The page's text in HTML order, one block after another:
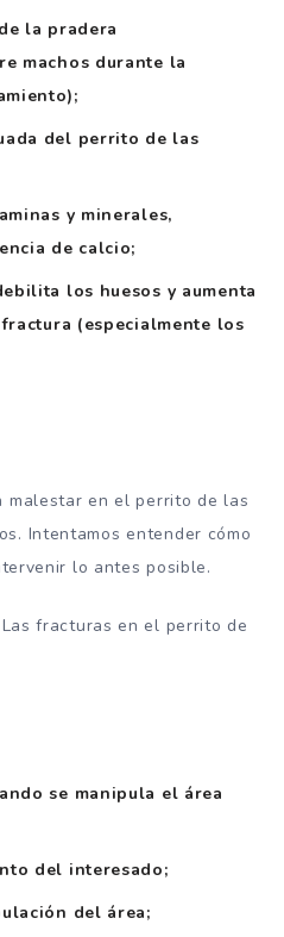
la pradera
machos durante la
del perrito de las
y minerales,
de calcio;
los huesos y aumenta
(especialmente los
malestar en el perrito de las
Intentamos entender cómo
lo antes posible.
Las fracturas en el perrito de
se manipula el área
del interesado;
del área;